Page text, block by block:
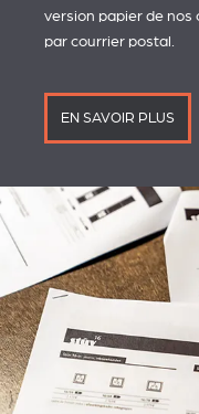
version papier de nos
par courrier postal.
EN SAVOIR PLUS